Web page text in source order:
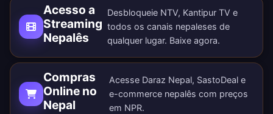
Acesso a
Streaming
Nepalês
Desbloqueie NTV, Kantipur TV e
todos os canais nepaleses de
qualquer lugar. Baixe agora.
Compras
Online no
Nepal
Acesse Daraz Nepal, SastoDeal e
e-commerce nepalês com preços
em NPR.